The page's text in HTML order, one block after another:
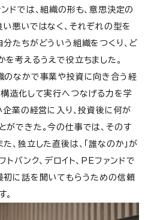
ドでは、組織の形も、意思決定の
い悪いではなく、それぞれの型を
分たちがどういう組織をつくり、ど
考えるうえで役立ちました。
のなかで事業や投資に向き合う経
構造化して実行へつなげる力を学
企業の経営に入り、投資後に何が
ができた。今の仕事では、そのす
、独立した直後は、「誰なのか」が
トバンク、デロイト、PEファンドで
初に話を聞いてもらうための信頼
。